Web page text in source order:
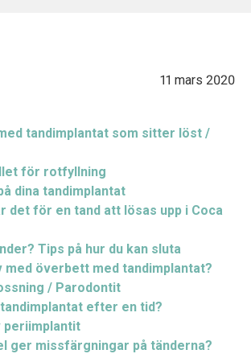
11 mars 2020
tandimplantat som sitter löst /
för rotfyllning
dina tandimplantat
det för en tand att lösas upp i Coca
Tips på hur du kan sluta
med överbett med tandimplantat?
/ Parodontit
tandimplantat efter en tid?
periimplantit
ger missfärgningar på tänderna?